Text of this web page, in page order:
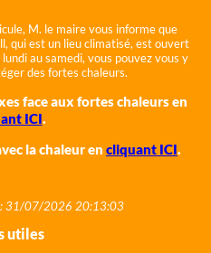
M. le maire vous informe que
qui est un lieu climatisé, est ouvert
au samedi, vous pouvez vous y
des fortes chaleurs.
face aux fortes chaleurs en
ICI.
la chaleur en cliquant ICI.
: 31/07/2026 20:13:03
utiles